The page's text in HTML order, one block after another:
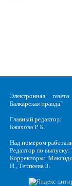
Электронная
Балкарская правда"
Главный редактор:
Бжахова Р. Б.
Над номером
Редактор по выпуску:
Корректоры:
Н., Теппеева З.